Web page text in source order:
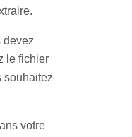
devez
le fichier
souhaitez
votre